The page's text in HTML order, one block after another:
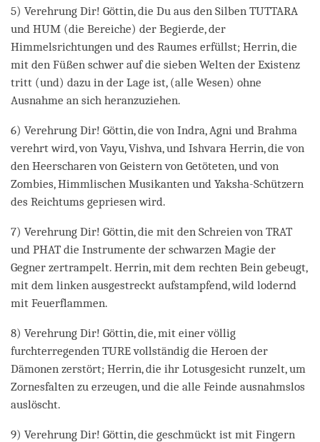
5) Verehrung Dir! Göttin, die Du aus den Silben TUTTARA
und HUM (die Bereiche) der Begierde, der
Himmelsrichtungen und des Raumes erfüllst; Herrin, die
mit den Füßen schwer auf die sieben Welten der Existenz
tritt (und) dazu in der Lage ist, (alle Wesen) ohne
Ausnahme an sich heranzuziehen.
6) Verehrung Dir! Göttin, die von Indra, Agni und Brahma
verehrt wird, von Vayu, Vishva, und Ishvara Herrin, die von
den Heerscharen von Geistern von Getöteten, und von
Zombies, Himmlischen Musikanten und Yaksha-Schützern
des Reichtums gepriesen wird.
7) Verehrung Dir! Göttin, die mit den Schreien von TRAT
und PHAT die Instrumente der schwarzen Magie der
Gegner zertrampelt. Herrin, mit dem rechten Bein gebeugt,
mit dem linken ausgestreckt aufstampfend, wild lodernd
mit Feuerflammen.
8) Verehrung Dir! Göttin, die, mit einer völlig
furchterregenden TURE vollständig die Heroen der
Dämonen zerstört; Herrin, die ihr Lotusgesicht runzelt, um
Zornesfalten zu erzeugen, und die alle Feinde ausnahmslos
auslöscht.
9) Verehrung Dir! Göttin, die geschmückt ist mit Fingern